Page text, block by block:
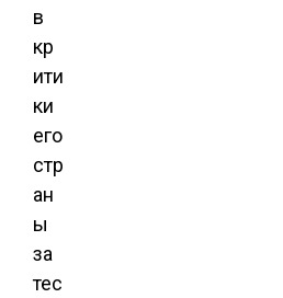
в
кр
ити
ки
его
стр
ан
ы
за
тес